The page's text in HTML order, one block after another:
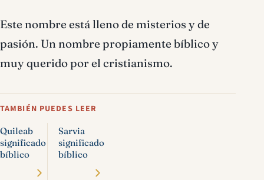
Este nombre está lleno de misterios y de
pasión. Un nombre propiamente bíblico y
muy querido por el cristianismo.
TAMBIÉN PUEDES LEER
Quileab
significado
bíblico
Sarvia
significado
bíblico